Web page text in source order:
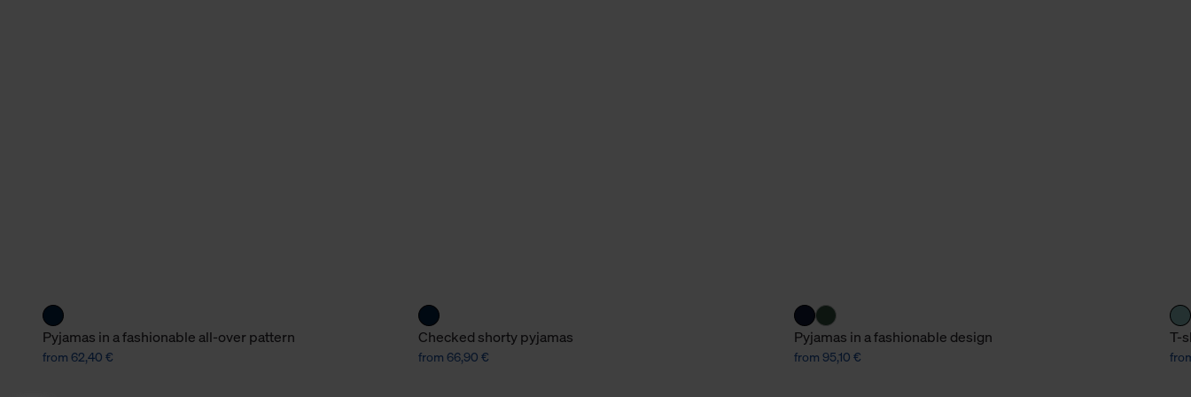
Pyjamas in a fashionable all-over pattern
from 62,40 €
Checked shorty pyjamas
from 66,90 €
Pyjamas in a fashionable design
from 95,10 €
T-